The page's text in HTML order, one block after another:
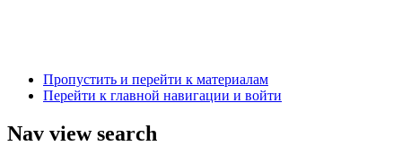
Пропустить и перейти к материалам
Перейти к главной навигации и войти
Nav view search